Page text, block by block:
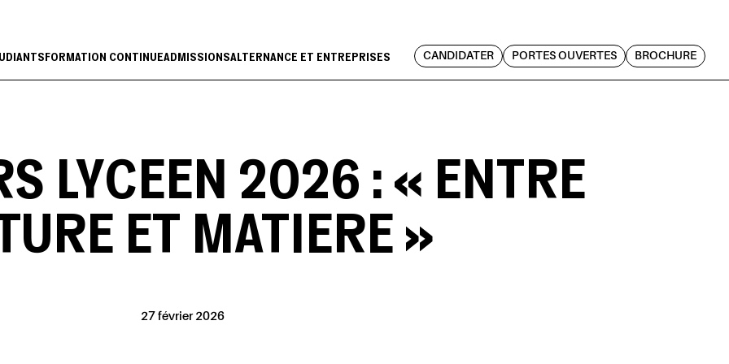
FORMATION CONTINUEADMISSIONSALTERNANCE ET ENTREPRISES CANDIDATER PORTES OUVERTES BROCHURE
LYCEEN 2026 : « ENTRE
ET MATIERE »
27 février 2026